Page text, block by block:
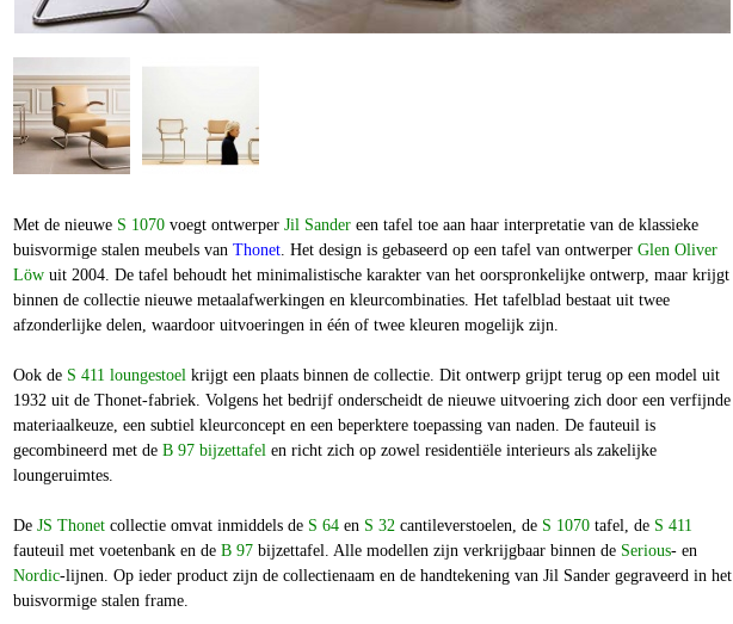
Met de nieuwe S 1070 voegt ontwerper Jil Sander een tafel toe aan haar interpretatie van de klassieke
buisvormige stalen meubels van Thonet. Het design is gebaseerd op een tafel van ontwerper Glen Oliver
Löw uit 2004. De tafel behoudt het minimalistische karakter van het oorspronkelijke ontwerp, maar krijgt
binnen de collectie nieuwe metaalafwerkingen en kleurcombinaties. Het tafelblad bestaat uit twee
afzonderlijke delen, waardoor uitvoeringen in één of twee kleuren mogelijk zijn.
Ook de S 411 loungestoel krijgt een plaats binnen de collectie. Dit ontwerp grijpt terug op een model uit
1932 uit de Thonet-fabriek. Volgens het bedrijf onderscheidt de nieuwe uitvoering zich door een verfijnde
materiaalkeuze, een subtiel kleurconcept en een beperktere toepassing van naden. De fauteuil is
gecombineerd met de B 97 bijzettafel en richt zich op zowel residentiële interieurs als zakelijke
loungeruimtes.
De JS Thonet collectie omvat inmiddels de S 64 en S 32 cantileverstoelen, de S 1070 tafel, de S 411
fauteuil met voetenbank en de B 97 bijzettafel. Alle modellen zijn verkrijgbaar binnen de Serious- en
Nordic-lijnen. Op ieder product zijn de collectienaam en de handtekening van Jil Sander gegraveerd in het
buisvormige stalen frame.